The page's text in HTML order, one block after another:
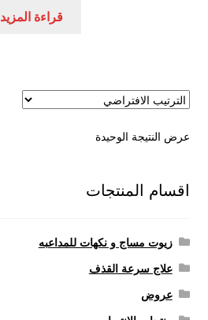
كاندم سيليكون
لانجيري مثير
منتجات الانتصاب
منتجات خاصة بالزوجة
هو:
قراءة المزيد
عرض النتيجة الوحيدة
اقسام المنتجات
زيوت مساج و نكهات للمداعبه
علاج سرعة القذف
عروض